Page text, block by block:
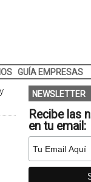
GUÍA EMPRESAS
NEWSLETTER
Recibe las
en tu email: